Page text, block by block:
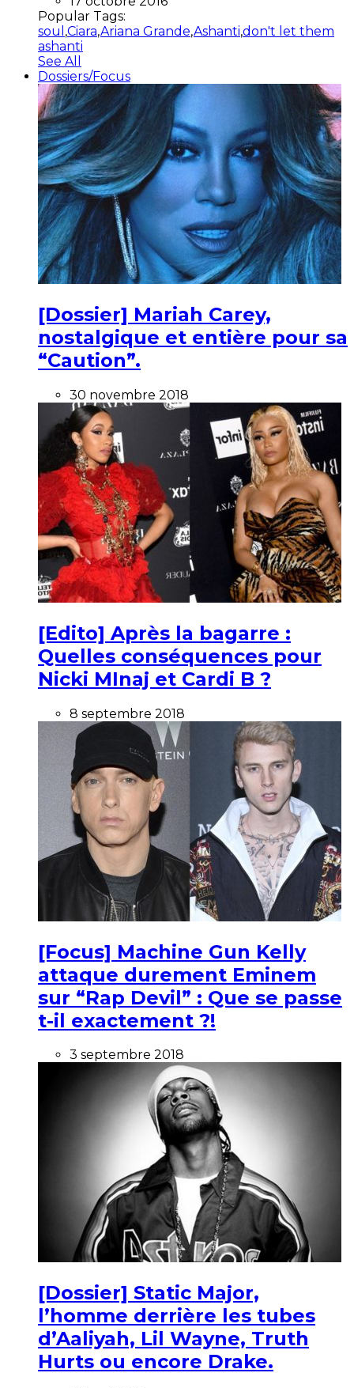
Popular Tags:
soul ,Ciara,Ariana Grande,Ashanti,don't let them
ashanti
See All
Dossiers/Focus
[Dossier] Mariah Carey,
nostalgique et entière pour sa
“Caution”.
30 novembre 2018
[Edito] Après la bagarre :
Quelles conséquences pour
Nicki MInaj et Cardi B ?
8 septembre 2018
[Focus] Machine Gun Kelly
attaque durement Eminem
sur “Rap Devil” : Que se passe
t-il exactement ?!
3 septembre 2018
[Dossier] Static Major,
l’homme derrière les tubes
d’Aaliyah, Lil Wayne, Truth
Hurts ou encore Drake.